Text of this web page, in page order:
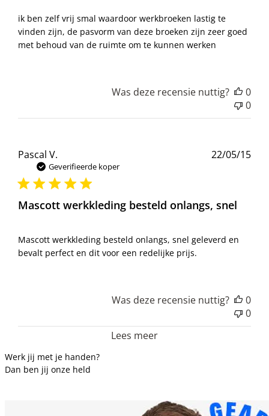
ik ben zelf vrij smal waardoor werkbroeken lastig te
vinden zijn, de pasvorm van deze broeken zijn zeer goed
met behoud van de ruimte om te kunnen werken
Was deze recensie nuttig?
0
0
Pascal V.
Geverifieerde koper
Mascott werkkleding besteld onlangs, snel
Mascott werkkleding besteld onlangs, snel geleverd en
bevalt perfect en dit voor een redelijke prijs.
22/05/15
Was deze recensie nuttig?
0
0
Lees meer
Werk jij met je handen?
Dan ben jij onze held